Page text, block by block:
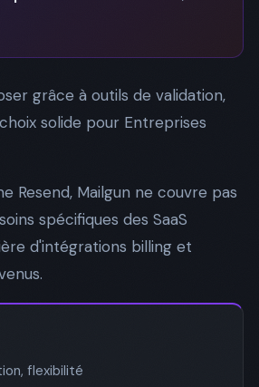
grâce à outils de validation,
solide pour Entreprises
Resend, Mailgun ne couvre pas
spécifiques des SaaS
d'intégrations billing et
flexibilité